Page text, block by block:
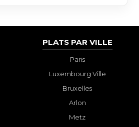
PLATS PAR VILLE
Paris
Luxembourg Ville
Bruxelles
Arlon
Metz